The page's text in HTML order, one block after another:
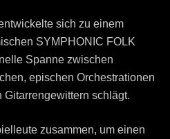
sich zu einem
SYMPHONIC FOLK
Spanne zwischen
epischen Orchestrationen
schlägt.
zusammen, um einen